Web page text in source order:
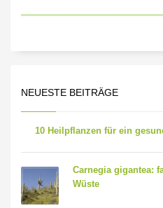
NEUESTE BEITRÄGE
10 Heilpflanzen für ein
Carnegia gigantea:
Wüste